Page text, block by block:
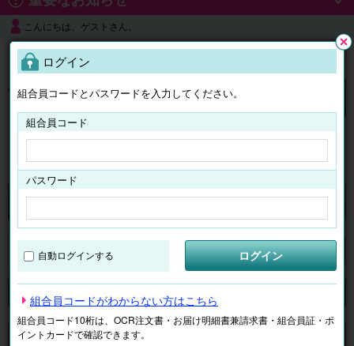
こんにちは、ゲストさん。
よくある質問
ログイン
くらしのサービス マイページ
検索
申し訳ございません。 現在、該当商品は、お取扱いしておりません。
ログイン
組合員コードとパスワードを入力してください。
組合員コード
パスワード
自動ログインする ログイン
組合員コードがわからない方はこちら
組合員コード10桁は、OCR注文書・お届け明細書兼請求書・組合員証・ポ
イントカードで確認できます。